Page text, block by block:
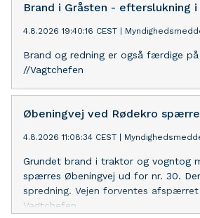
Brand i Gråsten - efterslukning i
4.8.2026 19:40:16 CEST
Brand og redning er også færdige
//Vagtchefen
Øbeningvej ved Rødekro
4.8.2026 11:08:34 CEST
Grundet brand i traktor og vogntog
spærres Øbeningvej ud for nr. 30.
spredning. Vejen forventes
Vagtchefen